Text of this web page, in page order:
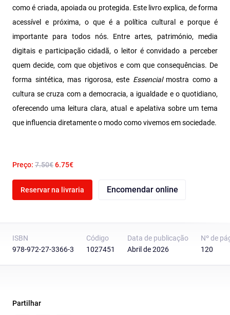
como é criada, apoiada ou protegida. Este livro explica, de forma
acessível e próxima, o que é a política cultural e porque é
importante para todos nós. Entre artes, património, media
digitais e participação cidadã, o leitor é convidado a perceber
quem decide, com que objetivos e com que consequências. De
forma sintética, mas rigorosa, este Essencial mostra como a
cultura se cruza com a democracia, a igualdade e o quotidiano,
oferecendo uma leitura clara, atual e apelativa sobre um tema
que influencia diretamente o modo como vivemos em sociedade.
Preço: 7.50€6.75€
Reservar na livraria Encomendar online
ISBN
978-972-27-3366-3
Código
1027451
Data de publicação
Abril de 2026
Nº de
120
Partilhar